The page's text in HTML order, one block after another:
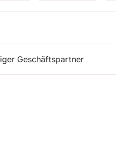
Geschäftspartner